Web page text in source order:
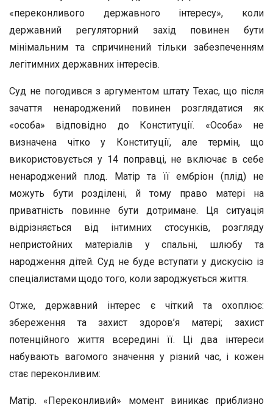
«переконливого державного інтересу», коли
державний регуляторний захід повинен бути
мінімальним та спричинений тільки забезпеченням
легітимних державних інтересів.
Суд не погодився з аргументом штату Техас, що після
зачаття ненароджений повинен розглядатися як
«особа» відповідно до Конституції. «Особа» не
визначена чітко у Конституції, але термін, що
використовується у 14 поправці, не включає в себе
ненароджений плод. Матір та її ембріон (плід) не
можуть бути розділені, й тому право матері на
приватність повинне бути дотримане. Ця ситуація
відрізняється від інтимних стосунків, розгляду
непристойних матеріалів у спальні, шлюбу та
народження дітей. Суд не буде вступати у дискусію із
спеціалистами щодо того, коли зароджується життя.
Отже, державний інтерес є чіткий та охоплює:
збереження та захист здоров’я матері; захист
потенційного життя всередині її. Ці два інтереси
набувають вагомого значення у різний час, і кожен
стає переконливим:
Матір. «Переконливий» момент виникає приблизно